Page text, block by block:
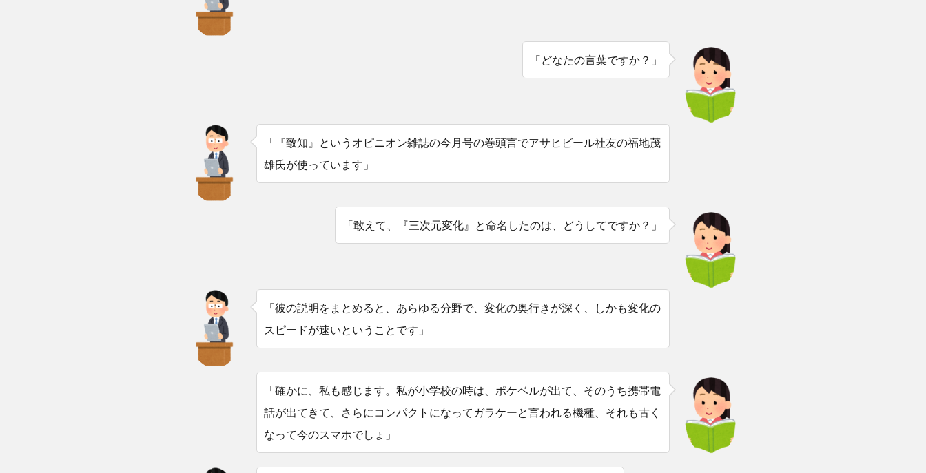
「どなたの言葉ですか？」
「『致知』というオピニオン雑誌の今月号の巻頭言でアサヒビール社友の福地茂
雄氏が使っています」
「敢えて、『三次元変化』と命名したのは、どうしてですか？」
「彼の説明をまとめると、あらゆる分野で、変化の奥行きが深く、しかも変化の
スピードが速いということです」
「確かに、私も感じます。私が小学校の時は、ポケベルが出て、そのうち携帯電
話が出てきて、さらにコンパクトになってガラケーと言われる機種、それも古く
なって今のスマホでしょ」